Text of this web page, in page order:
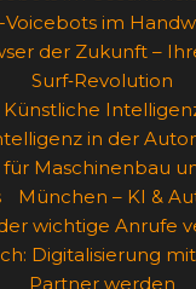
Voicebots im
der Zukunft –
Surf‑Revolution
Künstliche
in der
Maschinenbau
München – KI &
wichtige Anrufe
Digitalisierung
Partner werden